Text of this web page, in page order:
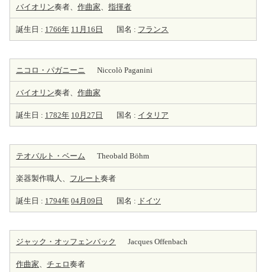
バイオリン奏者、 作曲家、 指揮者
誕生日 : 1766年 11月16日 国名 : フランス
ニコロ・パガニーニ Niccolò Paganini
バイオリン奏者、 作曲家
誕生日 : 1782年 10月27日 国名 : イタリア
テオバルト・ベーム Theobald Böhm
楽器製作職人、 フルート 奏者
誕生日 : 1794年 04月09日 国名 : ドイツ
ジャック・オッフェンバック Jacques Offenbach
作曲家、 チェロ奏者